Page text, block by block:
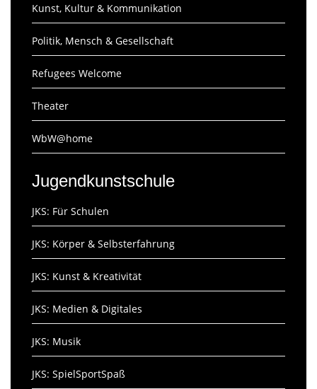
Kunst, Kultur & Kommunikation
Politik, Mensch & Gesellschaft
Refugees Welcome
Theater
WbW@home
Jugendkunstschule
JKS: Für Schulen
JKS: Körper & Selbsterfahrung
JKS: Kunst & Kreativität
JKS: Medien & Digitales
JKS: Musik
JKS: SpielSportSpaß